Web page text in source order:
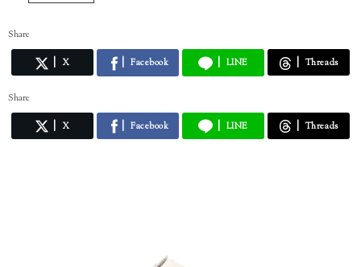
Share
X Facebook LINE Threads
Share
X Facebook LINE Threads